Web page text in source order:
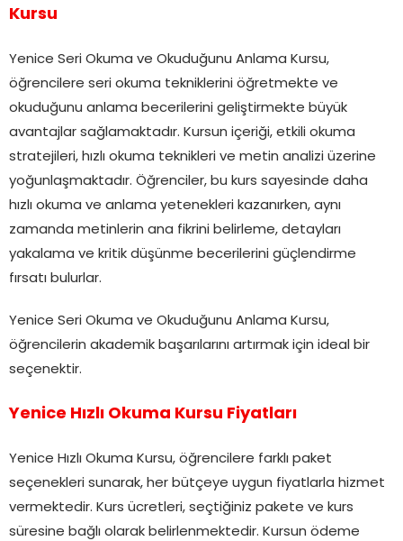
Kursu
Yenice Seri Okuma ve Okuduğunu Anlama Kursu,
öğrencilere seri okuma tekniklerini öğretmekte ve
okuduğunu anlama becerilerini geliştirmekte büyük
avantajlar sağlamaktadır. Kursun içeriği, etkili okuma
stratejileri, hızlı okuma teknikleri ve metin analizi üzerine
yoğunlaşmaktadır. Öğrenciler, bu kurs sayesinde daha
hızlı okuma ve anlama yetenekleri kazanırken, aynı
zamanda metinlerin ana fikrini belirleme, detayları
yakalama ve kritik düşünme becerilerini güçlendirme
fırsatı bulurlar.
Yenice Seri Okuma ve Okuduğunu Anlama Kursu,
öğrencilerin akademik başarılarını artırmak için ideal bir
seçenektir.
Yenice Hızlı Okuma Kursu Fiyatları
Yenice Hızlı Okuma Kursu, öğrencilere farklı paket
seçenekleri sunarak, her bütçeye uygun fiyatlarla hizmet
vermektedir. Kurs ücretleri, seçtiğiniz pakete ve kurs
süresine bağlı olarak belirlenmektedir. Kursun ödeme